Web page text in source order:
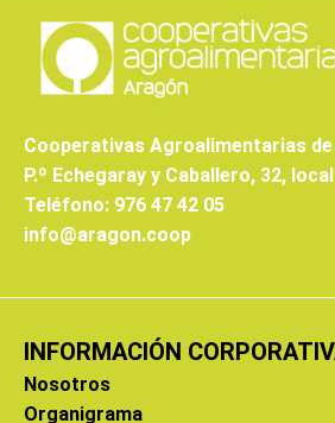
Cooperativas Agroalimentarias
P.º Echegaray y Caballero, 32,
Teléfono: 976 47 42 05
info@aragon.coop
INFORMACIÓN
Nosotros
Organigrama